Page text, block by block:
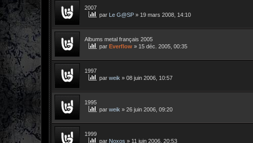
2007
par Le G@SP » 19 mars 2008, 14:10
Albums metal français 2005
par Everflow » 15 déc. 2005, 00:35
1997
par weik » 08 juin 2006, 10:57
1995
par weik » 26 juin 2006, 09:20
1999
par Noxos » 11 juin 2006, 20:53